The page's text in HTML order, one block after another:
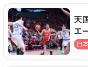
天
エ
0.4
日